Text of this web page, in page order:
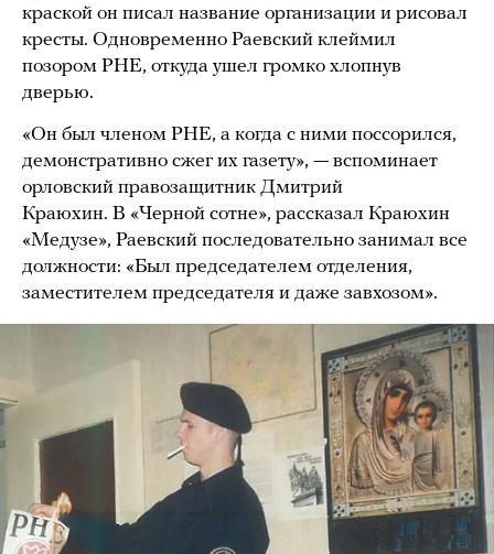
краской он писал название организации и рисовал
кресты. Одновременно Раевский клеймил
позором РНЕ, откуда ушел громко хлопнув
дверью.
«Он был членом РНЕ, а когда с ними поссорился,
демонстративно сжег их газету», — вспоминает
орловский правозащитник Дмитрий
Краюхин. В «Черной сотне», рассказал Краюхин
«Медузе», Раевский последовательно занимал все
должности: «Был председателем отделения,
заместителем председателя и даже завхозом».